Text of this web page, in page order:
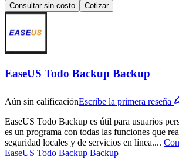
Consultar sin costo Cotizar
EaseUS Todo Backup Backup
Aún sin calificaciónEscribe la primera reseña
EaseUS Todo Backup es útil para usuarios
es un programa con todas las funciones que
seguridad locales y de servicios en línea....
EaseUS Todo Backup Backup